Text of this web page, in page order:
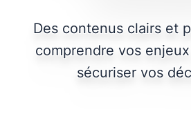
Des contenus clairs et
comprendre vos
sécuriser vos